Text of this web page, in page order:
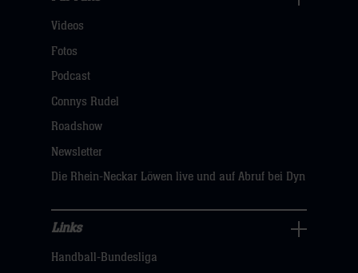
Fans
Navigation
öffnen,
hier
Videos
Fotos
Podcast
Connys Rudel
Roadshow
Newsletter
Die Rhein-Neckar Löwen live und auf Abruf bei Dyn
Navigation
Links
Handball-Bundesliga